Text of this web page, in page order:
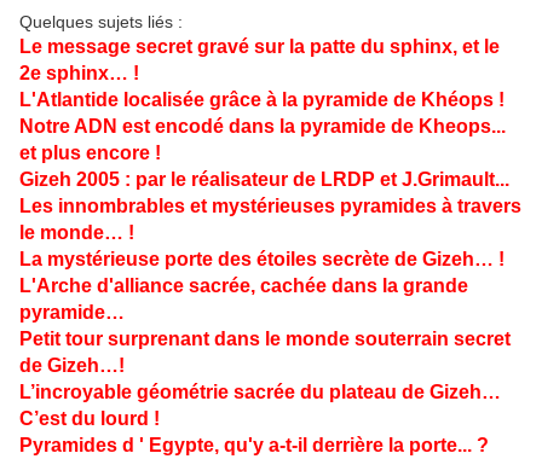
Quelques sujets liés :
Le message secret gravé sur la patte du sphinx, et le
2e sphinx… !
L'Atlantide localisée grâce à la pyramide de Khéops !
Notre ADN est encodé dans la pyramide de Kheops...
et plus encore !
Gizeh 2005 : par le réalisateur de LRDP et J.Grimault...
Les innombrables et mystérieuses pyramides à travers
le monde… !
La mystérieuse porte des étoiles secrète de Gizeh… !
L'Arche d'alliance sacrée, cachée dans la grande
pyramide…
Petit tour surprenant dans le monde souterrain secret
de Gizeh…!
L’incroyable géométrie sacrée du plateau de Gizeh…
C’est du lourd !
Pyramides d ' Egypte, qu'y a-t-il derrière la porte... ?